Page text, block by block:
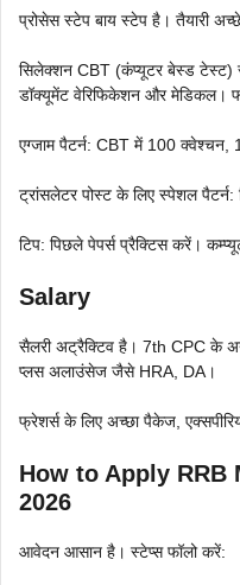
प्रोसेस स्टेप बाय स्टेप है। तैयारी
सिलेक्शन CBT (कंप्यूटर बेस्ड टेस्ट)
डॉक्यूमेंट वेरिफिकेशन और मेडिकल।
एग्जाम पैटर्न: CBT में 100 क्वेश्चन,
ट्रांसलेटर पोस्ट के लिए स्पेशल
टिप: पिछले पेपर्स प्रैक्टिस करें।
Salary
सैलरी अट्रैक्टिव है। 7th CPC के
प्लस अलाउंसेज जैसे HRA, DA।
फ्रेशर्स के लिए अच्छा पैकेज,
How to Apply
2026
आवेदन आसान है। स्टेप्स फॉलो करें: